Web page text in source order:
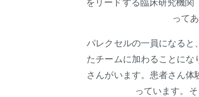
って
パレクセルの一員になる
たチームに加わることに
さんがいます。患者さん
っています。